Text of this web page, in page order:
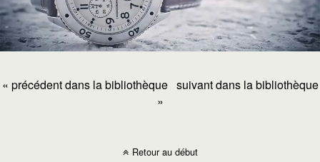
« précédent dans la bibliothèque suivant dans la bibliothèque
»
Retour au début